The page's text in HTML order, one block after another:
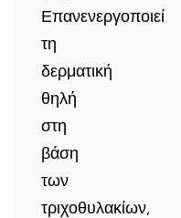
Επανενεργοποιεί
τη
δερματική
θηλή
στη
βάση
των
τριχοθυλακίων,